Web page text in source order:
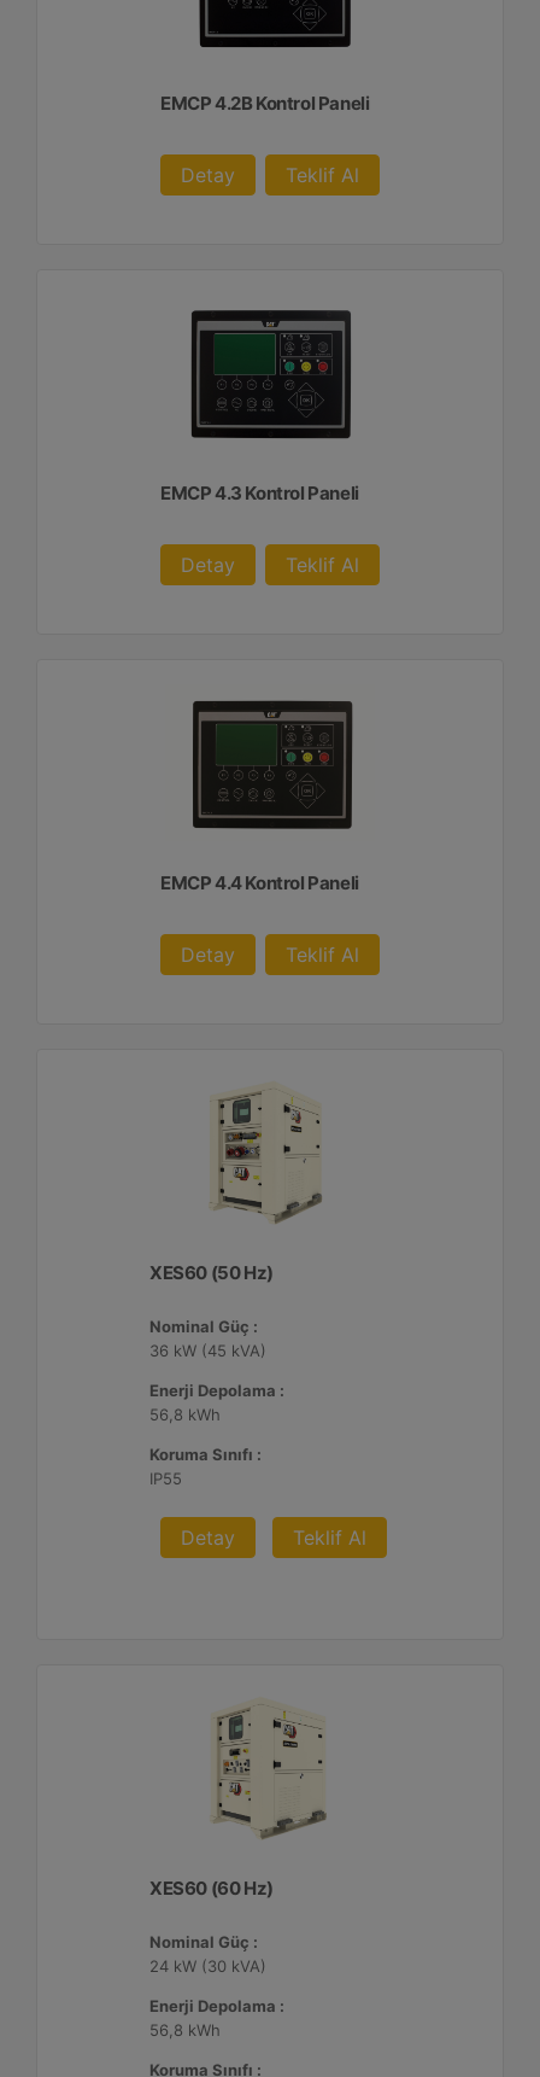
EMCP 4.2B Kontrol Paneli
Detay Teklif Al
EMCP 4.3 Kontrol Paneli
Detay Teklif Al
EMCP 4.4 Kontrol Paneli
Detay Teklif Al
XES60 (50 Hz)
Nominal Güç :
36 kW (45 kVA)
Enerji Depolama :
56,8 kWh
Koruma Sınıfı :
IP55
Detay Teklif Al
XES60 (60 Hz)
Nominal Güç :
24 kW (30 kVA)
Enerji Depolama :
56,8 kWh
Koruma Sınıfı :